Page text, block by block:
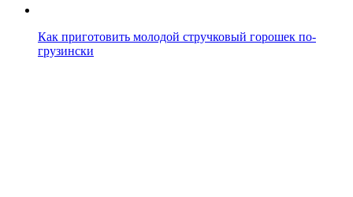
Как приготовить молодой стручковый горошек по-
грузински